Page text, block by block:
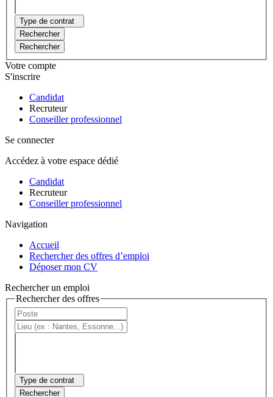
Type de contrat
Rechercher
Rechercher
Votre compte
S'inscrire
Candidat
Recruteur
Conseiller professionnel
Se connecter
Accédez à votre espace dédié
Candidat
Recruteur
Conseiller professionnel
Navigation
Accueil
Rechercher des offres d’emploi
Déposer mon CV
Rechercher un emploi
Rechercher des offres
Type de contrat
Rechercher